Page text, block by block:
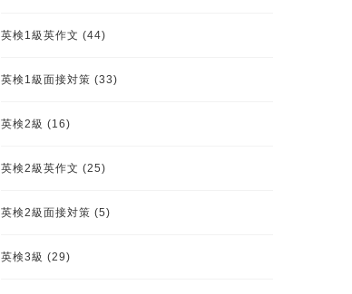
英検1級英作文 (44)
英検1級面接対策 (33)
英検2級 (16)
英検2級英作文 (25)
英検2級面接対策 (5)
英検3級 (29)